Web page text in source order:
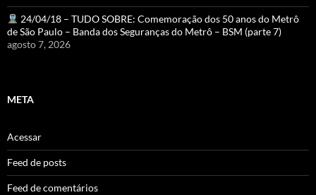
24/04/18 – TUDO SOBRE: Comemoração dos 50 anos do Metrô
de São Paulo – Banda dos Seguranças do Metrô – BSM (parte 7)
agosto 7, 2026
META
Acessar
Feed de posts
Feed de comentários